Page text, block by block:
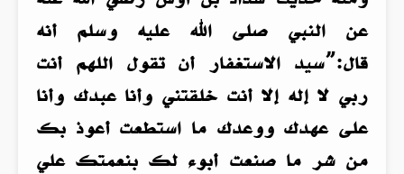
عن النبي صلى الله عليه وسلم أنه
قال:”سيد الاستغفار أن تقول اللهم أنت
ربي لا إله إلا أنت خلقتني وأنا عبدك وأنا
على عهدك ووعدك ما استطعت أعوذ بك
من شر ما صنعت أبوء لك بنعمتك علي